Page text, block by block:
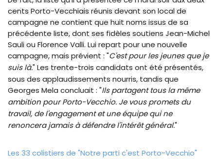
cents Porto-Vecchiais réunis devant son local de
campagne ne contient que huit noms issus de sa
précédente liste, dont ses fidèles soutiens Jean-Michel
Sauli ou Florence Valli. Lui repart pour une nouvelle
campagne, mais prévient : "C'est pour les jeunes que je
suis là." Les trente-trois candidats ont été présentés,
sous des applaudissements nourris, tandis que
Georges Mela concluait : "Ils partagent tous la même
ambition pour Porto-Vecchio. Je vous promets du
travail, de l'engagement et une équipe qui ne
renoncera jamais à défendre l'intérêt général."
Les 33 colistiers de "Notre parti c'est Porto-Vecchio"